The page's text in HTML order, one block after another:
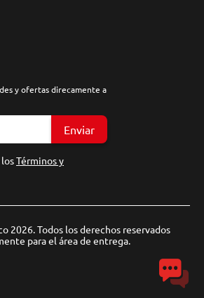
y ofertas direcamente a
Enviar
Términos y
2026. Todos los derechos reservados
para el área de entrega.